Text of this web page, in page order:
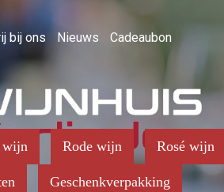
bij ons Nieuws Cadeaubon
wijn Rode wijn Rosé wijn
Geschenkverpakking